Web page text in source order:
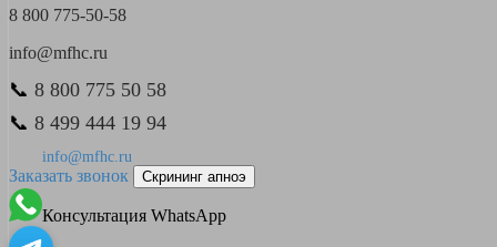
8 800 775-50-58
info@mfhc.ru
📞 8 800 775 50 58
📞 8 499 444 19 94
info@mfhc.ru
Заказать звонок Скрининг апноэ
Консультация WhatsApp